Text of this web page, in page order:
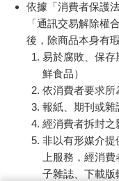
依據「消費者保護
「通訊交易解除權
後，除商品本身有
易於腐敗、保存
鮮食品）
依消費者要求所
報紙、期刊或雜
經消費者拆封之
非以有形媒介提
上服務，經消
子雜誌、下載版